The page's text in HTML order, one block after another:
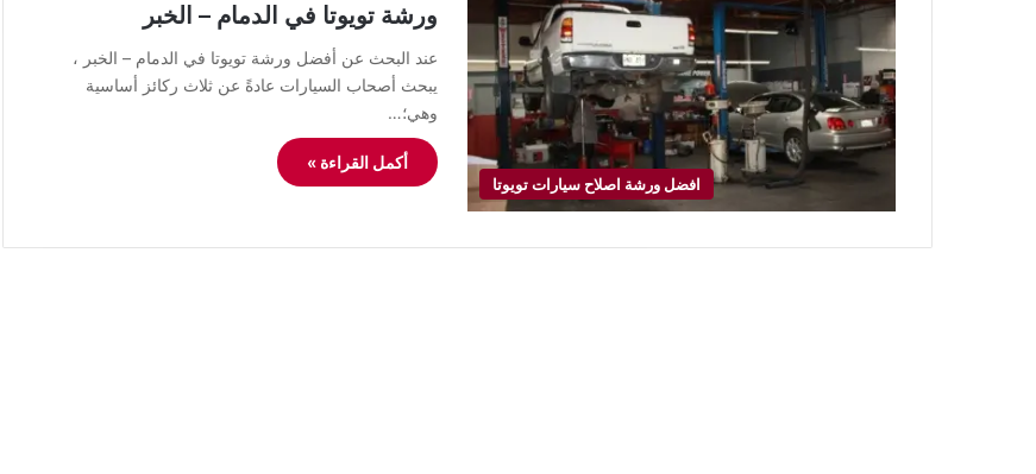
افضل ورشة اصلاح سيارات تويوتا
ورشة تويوتا في الدمام – الخبر
عند البحث عن أفضل ورشة تويوتا في الدمام – الخبر ،
يبحث أصحاب السيارات عادةً عن ثلاث ركائز أساسية
وهي؛…
أكمل القراءة »